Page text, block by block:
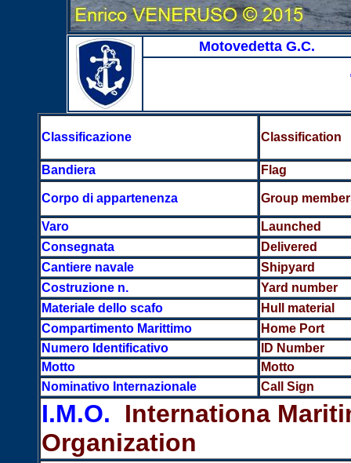
Motovedetta G.C.
Classificazione Classification
Bandiera Flag
Corpo di appartenenza Group
Varo
Launched
Consegnata
Delivered
Cantiere navale
Shipyard
Costruzione n.
Yard number
Materiale dello scafo
Hull material
Compartimento Marittimo
Home Port
Numero Identificativo
ID Number
Motto
Motto
Nominativo Internazionale
Call Sign
I.M.O.
Internationa
Organization